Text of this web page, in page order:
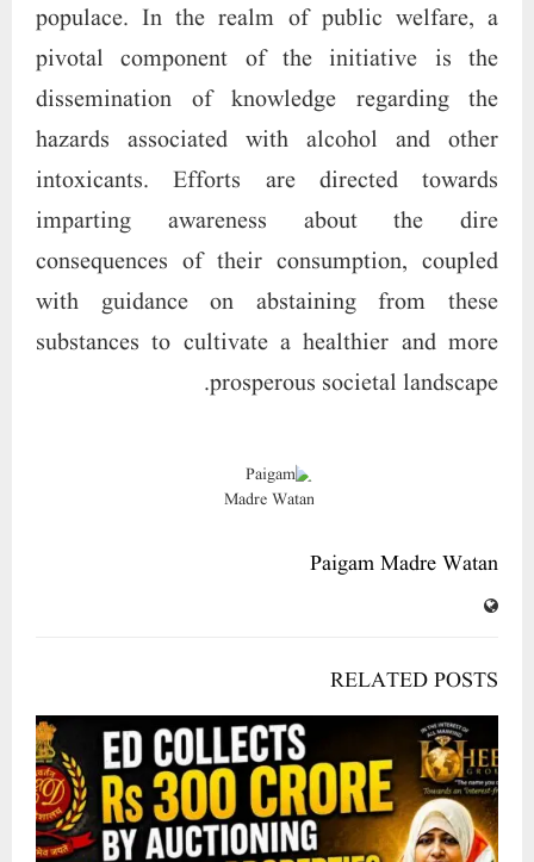
populace. In the realm of public welfare, a
pivotal component of the initiative is the
dissemination of knowledge regarding the
hazards associated with alcohol and other
intoxicants. Efforts are directed towards
imparting awareness about the dire
consequences of their consumption, coupled
with guidance on abstaining from these
substances to cultivate a healthier and more
prosperous societal landscape.
Paigam Madre Watan
RELATED POSTS